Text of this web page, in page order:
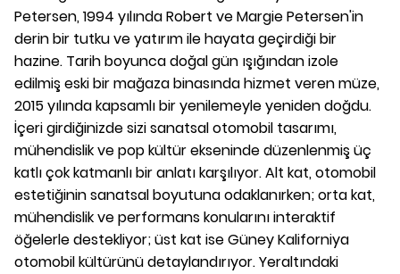
Petersen, 1994 yılında Robert ve Margie Petersen'in
derin bir tutku ve yatırım ile hayata geçirdiği bir
hazine. Tarih boyunca doğal gün ışığından izole
edilmiş eski bir mağaza binasında hizmet veren müze,
2015 yılında kapsamlı bir yenilemeyle yeniden doğdu.
İçeri girdiğinizde sizi sanatsal otomobil tasarımı,
mühendislik ve pop kültür ekseninde düzenlenmiş üç
katlı çok katmanlı bir anlatı karşılıyor. Alt kat, otomobil
estetiğinin sanatsal boyutuna odaklanırken; orta kat,
mühendislik ve performans konularını interaktif
öğelerle destekliyor; üst kat ise Güney Kaliforniya
otomobil kültürünü detaylandırıyor. Yeraltındaki